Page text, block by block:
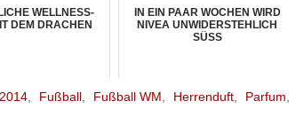
WELLNESS-
DEM DRACHEN
IN EIN PAAR WOCHEN WIRD
NIVEA UNWIDERSTEHLICH
SÜSS
Fußball Fußball WM Herrenduft Parfum